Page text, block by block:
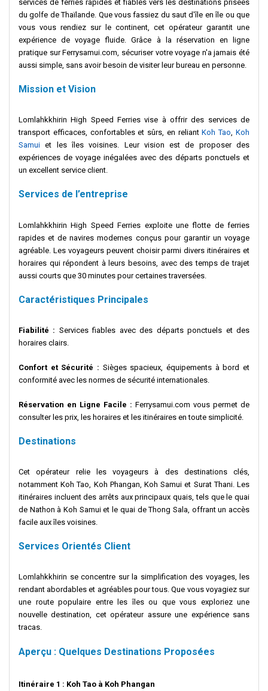
services de ferries rapides et fiables vers les destinations prisées
du golfe de Thaïlande. Que vous fassiez du saut d'île en île ou que
vous vous rendiez sur le continent, cet opérateur garantit une
expérience de voyage fluide. Grâce à la réservation en ligne
pratique sur Ferrysamui.com, sécuriser votre voyage n'a jamais été
aussi simple, sans avoir besoin de visiter leur bureau en personne.
Mission et Vision
Lomlahkkhirin High Speed Ferries vise à offrir des services de
transport efficaces, confortables et sûrs, en reliantKoh Tao ,Koh
Samui et les îles voisines. Leur vision est de proposer des
expériences de voyage inégalées avec des départs ponctuels et
un excellent service client.
Services de l’entreprise
Lomlahkkhirin High Speed Ferries exploite une flotte de ferries
rapides et de navires modernes conçus pour garantir un voyage
agréable. Les voyageurs peuvent choisir parmi divers itinéraires et
horaires qui répondent à leurs besoins, avec des temps de trajet
aussi courts que 30 minutes pour certaines traversées.
Caractéristiques Principales
Fiabilité : Services fiables avec des départs ponctuels et des
horaires clairs.
Confort et Sécurité : Sièges spacieux, équipements à bord et
conformité avec les normes de sécurité internationales.
Réservation en Ligne Facile : Ferrysamui.com vous permet de
consulter les prix, les horaires et les itinéraires en toute simplicité.
Destinations
Cet opérateur relie les voyageurs à des destinations clés,
notamment Koh Tao, Koh Phangan, Koh Samui et Surat Thani. Les
itinéraires incluent des arrêts aux principaux quais, tels que le quai
de Nathon à Koh Samui et le quai de Thong Sala, offrant un accès
facile aux îles voisines.
Services Orientés Client
Lomlahkkhirin se concentre sur la simplification des voyages, les
rendant abordables et agréables pour tous. Que vous voyagiez sur
une route populaire entre les îles ou que vous exploriez une
nouvelle destination, cet opérateur assure une expérience sans
tracas.
Aperçu : Quelques Destinations Proposées
Itinéraire 1 : Koh Tao à Koh Phangan